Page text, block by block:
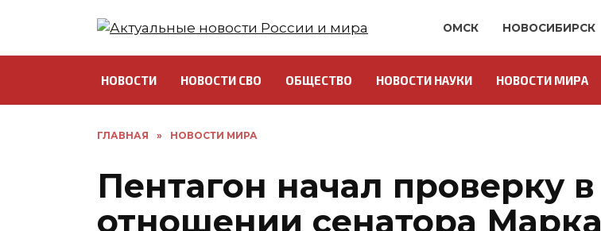
ОМСК НОВОСИБИРСК
НОВОСТИ НОВОСТИ СВО ОБЩЕСТВО НОВОСТИ НАУКИ НОВОСТИ МИРА
ГЛАВНАЯ » НОВОСТИ МИРА
Пентагон начал проверку в
отношении сенатора Марка